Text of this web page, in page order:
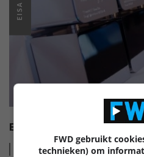
EISA
EISA HI-FI AWARDS 2022-
meer
FWD gebruikt
technieken) om